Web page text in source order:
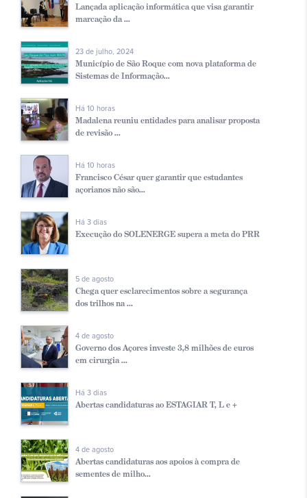
Lançada aplicação informática que visa garantir
marcação da ...
23 de julho, 2024
Município de São Roque com nova plataforma de
Sistemas de Informação...
Há 10 horas
Madalena reuniu entidades para analisar proposta
de revisão ...
Há 10 horas
Francisco César quer garantir que estudantes
açorianos não são...
Há 3 dias
Execução do SOLENERGE supera a meta do PRR
5 de agosto
Chega quer esclarecimentos sobre a segurança
dos trilhos na ...
4 de agosto
Governo dos Açores investe 3,8 milhões de euros
em cirurgia ...
Há 3 dias
Abertas candidaturas ao ESTAGIAR T, L e +
4 de agosto
Abertas candidaturas aos apoios à compra de
sementes de milho...